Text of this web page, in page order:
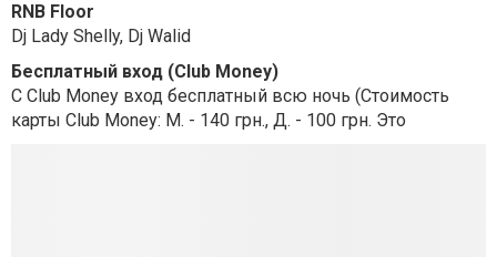
RNB Floor
Dj Lady Shelly, Dj Walid
Бесплатный вход (Club Money)
С Club Money вход бесплатный всю ночь (Стоимость
карты Club Money: М. - 140 грн., Д. - 100 грн. Это